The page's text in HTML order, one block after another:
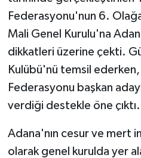
Federasyonu'nun 6.
Mali Genel Kurulu'na
dikkatleri üzerine çekti.
Kulübü'nü temsil
Federasyonu başkan
verdiği destekle öne çıktı.
Adana'nın cesur ve mert
olarak genel kurulda yer